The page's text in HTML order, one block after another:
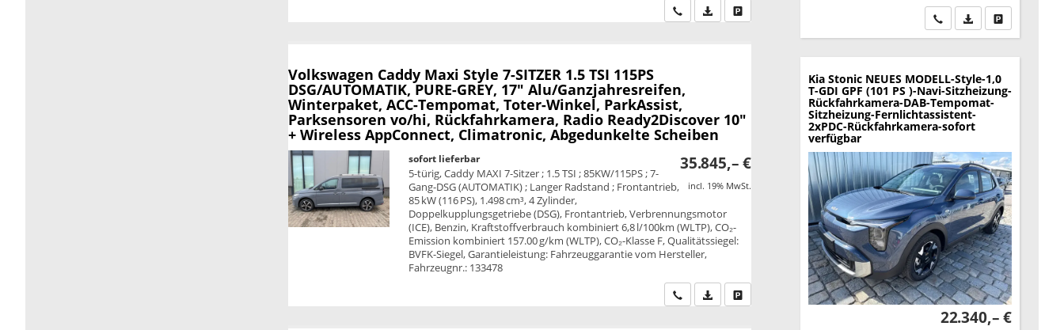
Wir rufen Sie anPDF-Datei, Fahrzeugexposé drucken
Volkswagen Caddy Maxi Style 7-SITZER 1.5 TSI 115PS
DSG/AUTOMATIK, PURE-GREY, 17" Alu/Ganzjahresreifen,
Winterpaket, ACC-Tempomat, Toter-Winkel, ParkAssist,
Parksensoren vo/hi, Rückfahrkamera, Radio Ready2Discover 10"
+ Wireless AppConnect, Climatronic, Abgedunkelte Scheiben
35.845,– €
incl. 19% MwSt.
sofort lieferbar
5-türig, Caddy MAXI 7-Sitzer ; 1.5 TSI ; 85KW/115PS ; 7-
Gang-DSG (AUTOMATIK) ; Langer Radstand ; Frontantrieb,
85 kW (116 PS), 1.498 cm³, 4 Zylinder,
Doppelkupplungsgetriebe (DSG), Frontantrieb, Verbrennungsmotor
(ICE), Benzin, Kraftstoffverbrauch kombiniert 6,8 l/100km (WLTP), CO₂-
Emission kombiniert 157.00 g/km (WLTP), CO₂-Klasse F, Qualitätssiegel:
BVFK-Siegel, Garantieleistung: Fahrzeuggarantie vom Hersteller,
Fahrzeugnr.: 133478
Wir rufen Sie anPDF-Datei, Fahrzeugexposé drucken
Drucken, parken oder vergleichen
Wir rufen Sie an
PDF-Datei,Drucken,
Kia Stonic NEUES MODELL-Style-1,0
T-GDI GPF (101 PS )-Navi-Sitzheizung-
Rückfahrkamera-DAB-Tempomat-
Sitzheizung-Fernlichtassistent-
2xPDC-Rückfahrkamera-sofort
verfügbar
22.340,– €